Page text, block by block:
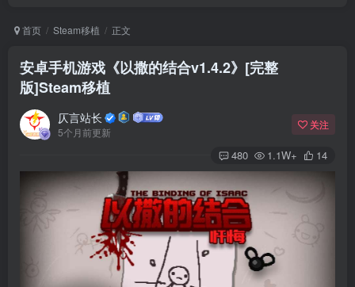
首页 Steam移植 正文
安卓手机游戏《以撒的结合v1.4.2》[完整
版]Steam移植
仄言站长
5个月前更新
关注
480 1.1W+ 14